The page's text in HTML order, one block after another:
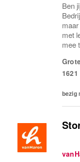
Ben
met
mee
1621
bezig